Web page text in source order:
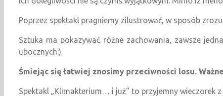
Poprzez spektakl pragniemy zilustrować, w sposób
Sztuka ma pokazywać różne zachowania, zawsze
ubocznych:)
Śmiejąc się łatwiej znosimy przeciwności losu.
Spektakl „Klimakterium… i już” to przyjemny wieczorek